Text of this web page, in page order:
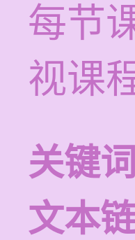
每节
视课
关键词
文本链